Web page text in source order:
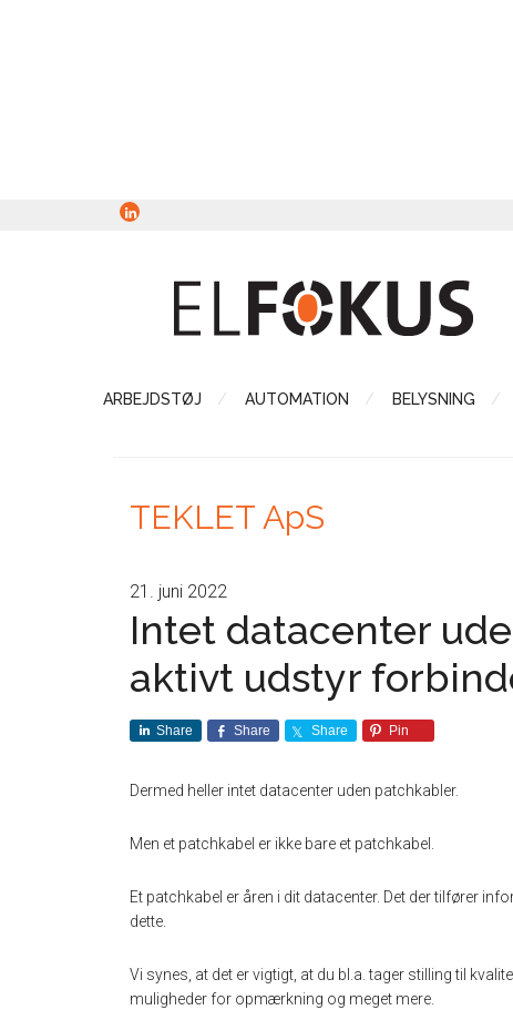
ARBEJDSTØJ AUTOMATION BELYSNING
TEKLET ApS
21. juni 2022
Intet datacenter
aktivt udstyr
Share Share Share Pin
Dermed heller intet datacenter uden patchkabler.
Men et patchkabel er ikke bare et patchkabel.
Et patchkabel er åren i dit datacenter. Det der tilfører
dette.
Vi synes, at det er vigtigt, at du bl.a. tager stilling til
muligheder for opmærkning og meget mere.